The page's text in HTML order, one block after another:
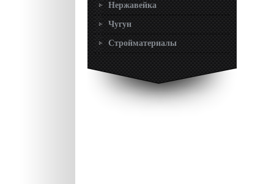
Нержавейка
Чугун
Стройматериалы